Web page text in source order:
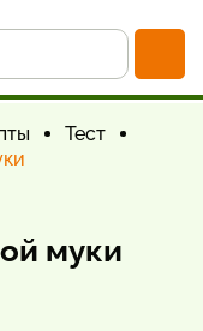
Тест
муки